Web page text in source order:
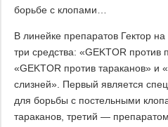
борьбе с клопами…
В линейке препаратов Гектор
три средства: «GEKTOR против
«GEKTOR против тараканов» и
слизней». Первый является
для борьбы с постельными
тараканов, третий —